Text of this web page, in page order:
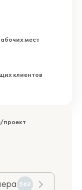
мест
клиентов
проект
562